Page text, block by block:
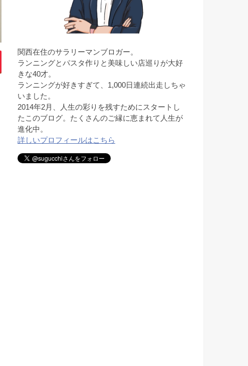
関西在住のサラリーマンブロガー。
ランニングとパスタ作りと美味しい店巡りが大好
きな40才。
ランニングが好きすぎて、1,000日連続出走しちゃ
いました。
2014年2月、人生の彩りを残すためにスタートし
たこのブログ。たくさんのご縁に恵まれて人生が
進化中。
詳しいプロフィールはこちら